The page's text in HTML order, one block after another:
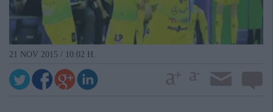
21 NOV 2015 / 10:02 H.